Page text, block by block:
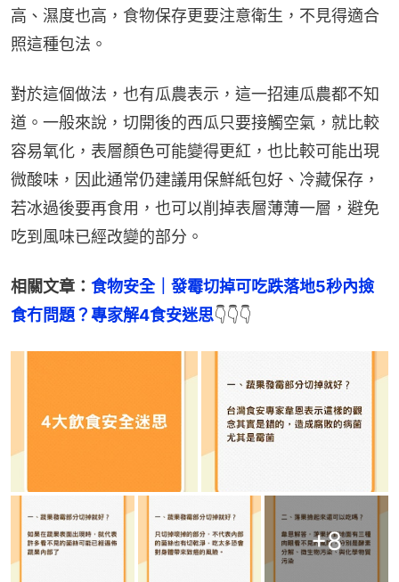
高、濕度也高，食物保存更要注意衛生，不見得適合
照這種包法。
對於這個做法，也有瓜農表示，這一招連瓜農都不知
道。一般來說，切開後的西瓜只要接觸空氣，就比較
容易氧化，表層顏色可能變得更紅，也比較可能出現
微酸味，因此通常仍建議用保鮮紙包好、冷藏保存，
若冰過後要再食用，也可以削掉表層薄薄一層，避免
吃到風味已經改變的部分。
相關文章： 食物安全｜發霉切掉可吃跌落地5秒內撿
食冇問題？專家解4食安迷思👇👇👇
+8